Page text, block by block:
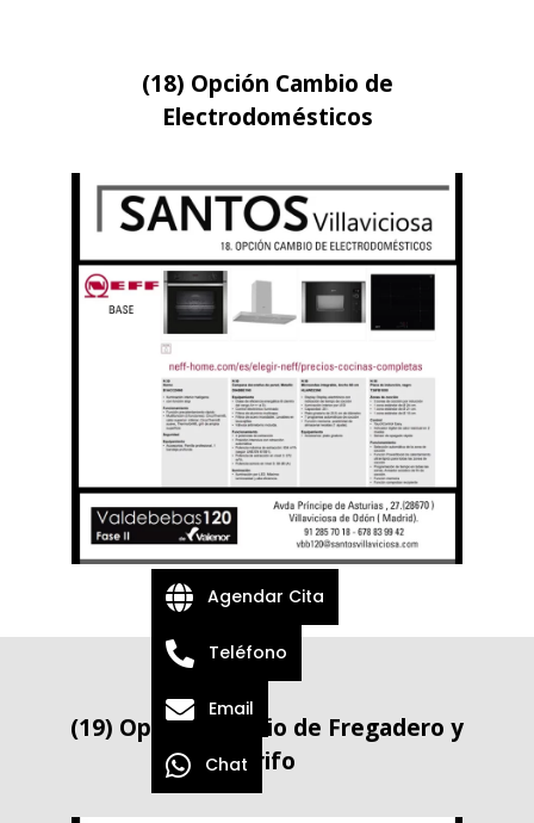
(18) Opción Cambio de
Electrodomésticos
(19) Opción Cambio de Fregadero y
Grifo
Agendar Cita
Teléfono
Email
Chat